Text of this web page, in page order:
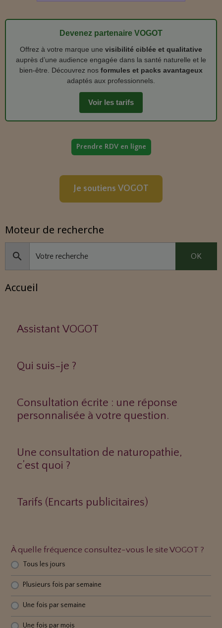
Devenez partenaire VOGOT
Offrez à votre marque une visibilité ciblée et qualitative
auprès d’une audience engagée dans la santé naturelle et le
bien‑être. Découvrez nos formules et packs avantageux
adaptés aux professionnels.
Voir les tarifs
Prendre RDV en ligne
Je soutiens VOGOT
Moteur de recherche
OK
Accueil
Assistant VOGOT
Qui suis-je ?
Consultation écrite : une réponse
personnalisée à votre question.
Une consultation de naturopathie,
c’est quoi ?
Tarifs (Encarts publicitaires)
À quelle fréquence consultez-vous le site VOGOT ?
Tous les jours
Plusieurs fois par semaine
Une fois par semaine
Une fois par mois